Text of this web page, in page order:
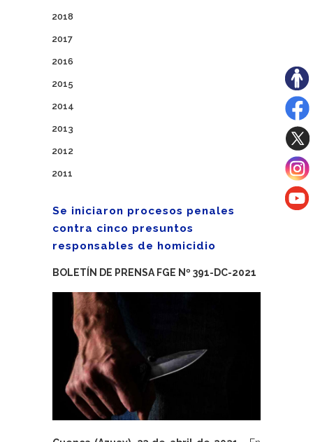
2018
2017
2016
2015
2014
2013
2012
2011
Se iniciaron procesos penales
contra cinco presuntos
responsables de homicidio
BOLETÍN DE PRENSA FGE Nº 391-DC-2021